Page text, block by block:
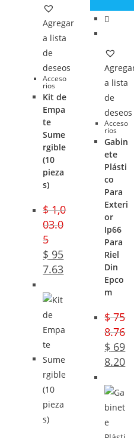
Agregar
a lista
de
deseos
Acceso
rios
Kit de
Empa
te
Sume
rgible
(10
pieza
s)
$1,0
03.0
5
$ 95
7.63
a lista
de
deseos
Acceso
rios
Gabin
ete
Plásti
co
Para
Exteri
or
Ip66
Para
Riel
Din
Epco
m
$75
8.76
$ 69
8.20